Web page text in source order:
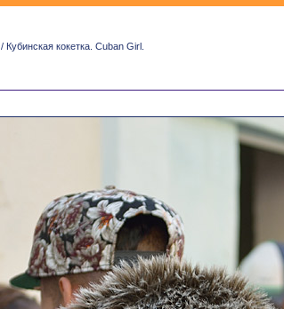
/ Кубинская кокетка. Cuban Girl.